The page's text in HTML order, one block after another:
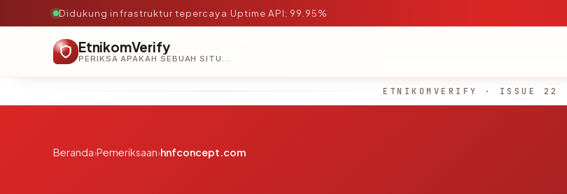
Didukung infrastruktur tepercaya·Uptime API: 99.95%
EtnikomVerify
PERIKSA APAKAH SEBUAH SITUS AMAN, TEPERCAYA, DAN TERVERIFIKASI DALAM HITUNGAN DETIK.
ETNIKOMVERIFY · ISSUE 22
Beranda›Pemeriksaan›hnfconcept.com